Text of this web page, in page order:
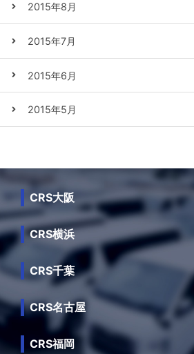
2015年8月
2015年7月
2015年6月
2015年5月
CRS大阪
CRS横浜
CRS千葉
CRS名古屋
CRS福岡